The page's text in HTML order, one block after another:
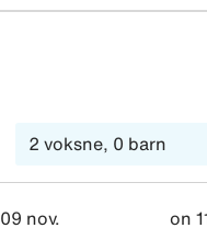
forstyrrende i noen
nov. on